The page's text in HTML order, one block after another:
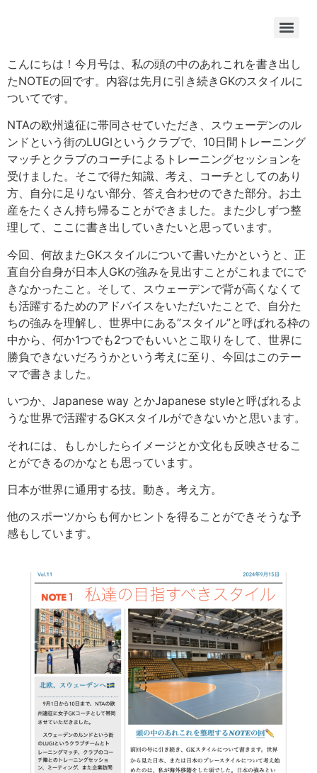
こんにちは！今月号は、私の頭の中のあれこれを書き出し
たNOTEの回です。内容は先月に引き続きGKのスタイルに
ついてです。
NTAの欧州遠征に帯同させていただき、スウェーデンのル
ンドという街のLUGIというクラブで、10日間トレーニング
マッチとクラブのコーチによるトレーニングセッションを
受けました。そこで得た知識、考え、コーチとしてのあり
方、自分に足りない部分、答え合わせのできた部分。お土
産をたくさん持ち帰ることができました。また少しずつ整
理して、ここに書き出していきたいと思っています。
今回、何故またGKスタイルについて書いたかというと、正
直自分自身が日本人GKの強みを見出すことがこれまでにで
きなかったこと。そして、スウェーデンで背が高くなくて
も活躍するためのアドバイスをいただいたことで、自分た
ちの強みを理解し、世界中にある”スタイル”と呼ばれる枠の
中から、何か1つでも2つでもいいとこ取りをして、世界に
勝負できないだろうかという考えに至り、今回はこのテー
マで書きました。
いつか、Japanese way とかJapanese styleと呼ばれるよ
うな世界で活躍するGKスタイルができないかと思います。
それには、もしかしたらイメージとか文化も反映させるこ
とができるのかなとも思っています。
日本が世界に通用する技。動き。考え方。
他のスポーツからも何かヒントを得ることができそうな予
感もしています。